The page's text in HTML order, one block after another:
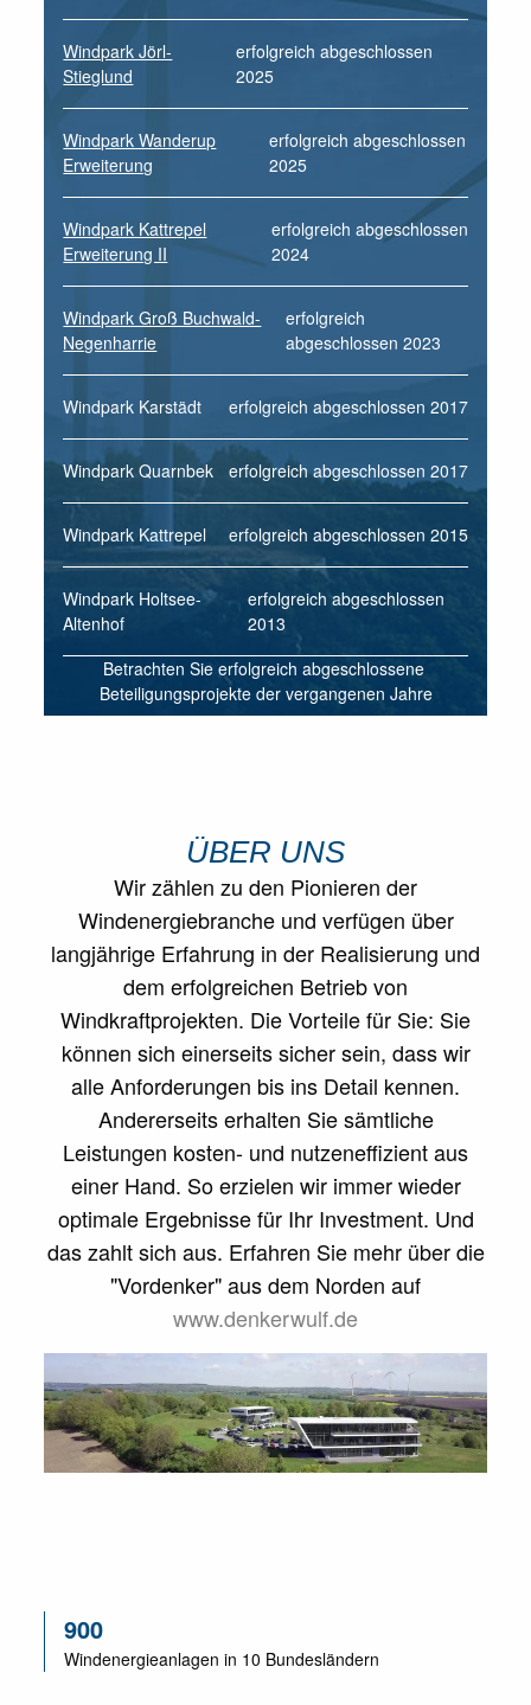
Windpark Jörl-
Stieglund
erfolgreich abgeschlossen
2025
Windpark Wanderup
Erweiterung
erfolgreich abgeschlossen
2025
Windpark Kattrepel
Erweiterung II
erfolgreich abgeschlossen
2024
Windpark Groß Buchwald-
Negenharrie
erfolgreich
abgeschlossen 2023
Windpark Karstädt erfolgreich abgeschlossen 2017
Windpark Quarnbek erfolgreich abgeschlossen 2017
Windpark Kattrepel erfolgreich abgeschlossen 2015
Windpark Holtsee-
Altenhof
erfolgreich abgeschlossen
2013
Betrachten Sie erfolgreich abgeschlossene
Beteiligungsprojekte der vergangenen Jahre
ÜBER UNS
Wir zählen zu den Pionieren der
Windenergiebranche und verfügen über
langjährige Erfahrung in der Realisierung und
dem erfolgreichen Betrieb von
Windkraftprojekten. Die Vorteile für Sie: Sie
können sich einerseits sicher sein, dass wir
alle Anforderungen bis ins Detail kennen.
Andererseits erhalten Sie sämtliche
Leistungen kosten- und nutzeneffizient aus
einer Hand. So erzielen wir immer wieder
optimale Ergebnisse für Ihr Investment. Und
das zahlt sich aus. Erfahren Sie mehr über die
"Vordenker" aus dem Norden auf
www.denkerwulf.de
900
Windenergie­anlagen in 10 Bundesländern